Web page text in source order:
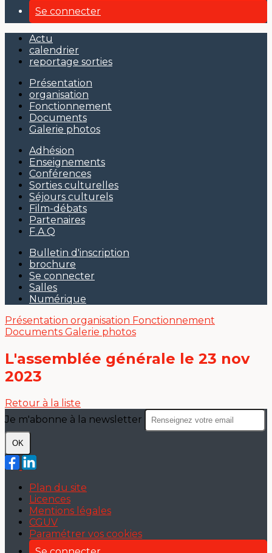
Se connecter
Actu
calendrier
reportage sorties
Présentation
organisation
Fonctionnement
Documents
Galerie photos
Adhésion
Enseignements
Conférences
Sorties culturelles
Séjours culturels
Film-débats
Partenaires
F.A.Q
Bulletin d'inscription
brochure
Se connecter
Salles
Numérique
Présentation organisation Fonctionnement
Documents Galerie photos
L'assemblée générale le 23 nov
2023
Retour à la liste
Je m'abonne à la newsletter
OK
Plan du site
Licences
Mentions légales
CGUV
Paramétrer vos cookies